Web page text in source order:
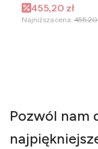
Cena
455,20 zł
Najniższa cena: 455,20
Pozwól nam